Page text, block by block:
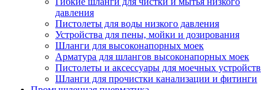
давления
Пистолеты для воды низкого давления
Устройства для пены, мойки и дозирования
Шланги для высоконапорных моек
Арматура для шлангов высоконапорных моек
Пистолеты и аксессуары для моечных устройств
Шланги для прочистки канализации и фитинги